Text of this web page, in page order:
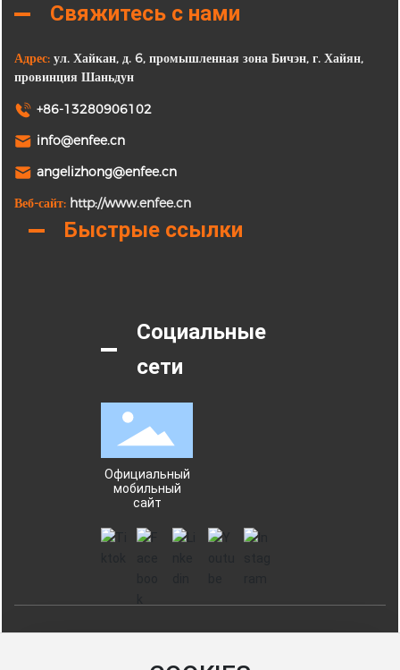
Свяжитесь с нами
Адрес:ул. Хайкан, д. 6, промышленная зона Бичэн, г. Хайян,
провинция Шаньдун
+86-13280906102
info@enfee.cn
angelizhong@enfee.cn
Веб-сайт: http://www.enfee.cn
Быстрые ссылки
Социальные
сети
Официальный
мобильный
сайт